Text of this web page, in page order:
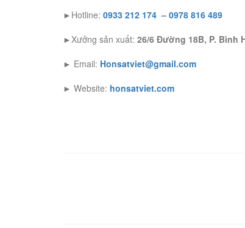
►Hotline: 0933 212 174 – 0978 816 489
►Xưởng sản xuất: 26/6 Đường 18B, P. Bình
► Email: Honsatviet@gmail.com
► Website: honsatviet.com